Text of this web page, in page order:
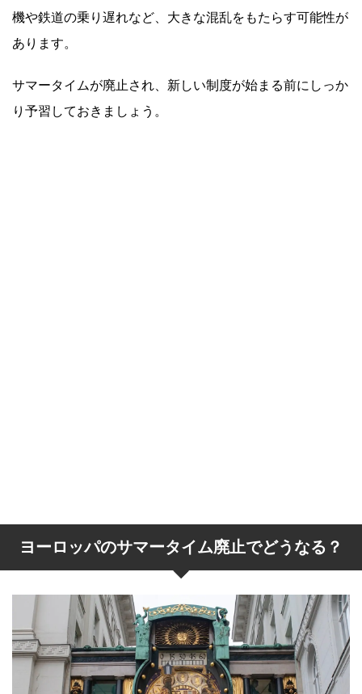
機や鉄道の乗り遅れなど、大きな混乱をもたらす可能性が
あります。
サマータイムが廃止され、新しい制度が始まる前にしっか
り予習しておきましょう。
ヨーロッパのサマータイム廃止でどうなる？